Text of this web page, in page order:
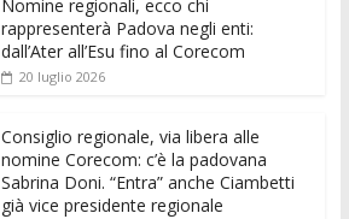
l s
A
p
p
e
n
er
di
t
e
dI
di
vi
Nomine regionali, ecco chi
rappresenterà Padova negli enti:
dall’Ater all’Esu fino al Corecom
20 luglio 2026
Consiglio regionale, via libera alle
nomine Corecom: c’è la padovana
Sabrina Doni. “Entra” anche Ciambetti
già vice presidente regionale